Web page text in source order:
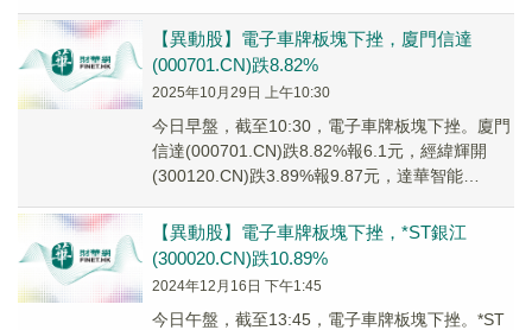
【異動股】電子車牌板塊下挫，廈門信達
(000701.CN)跌8.82%
2025年10月29日 上午10:30
今日早盤，截至10:30，電子車牌板塊下挫。廈門
信達(000701.CN)跌8.82%報6.1元，經緯輝開
(300120.CN)跌3.89%報9.87元，達華智能
【異動股】電子車牌板塊下挫，*ST銀江
(300020.CN)跌10.89%
2024年12月16日 下午1:45
今日午盤，截至13:45，電子車牌板塊下挫。*ST